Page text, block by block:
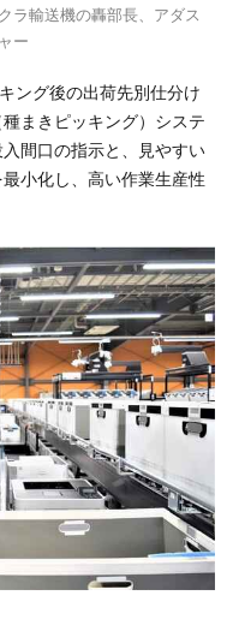
ラ輸送機の轟部長、アダス
ー
ング後の出荷先別仕分け
まきピッキング）システ
間口の指示と、見やすい
小化し、高い作業生産性